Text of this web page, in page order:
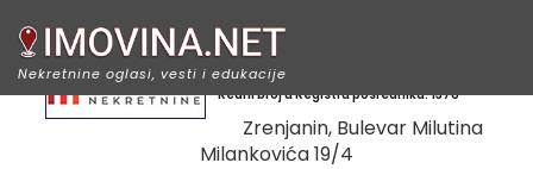
Merkato nekretnine
Redni broj u Registru posrednika: 1378
Zrenjanin, Bulevar Milutina
Milankovića 19/4
Nekretnine oglasi, vesti i edukacije